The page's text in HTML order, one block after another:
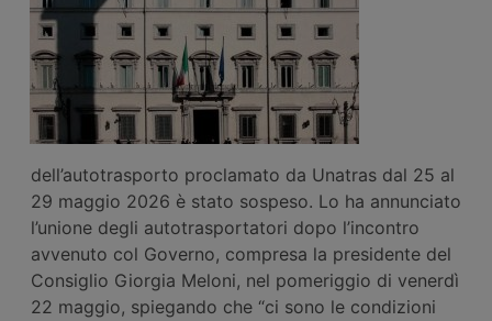
dell’autotrasporto proclamato da Unatras dal 25 al
29 maggio 2026 è stato sospeso. Lo ha annunciato
l’unione degli autotrasportatori dopo l’incontro
avvenuto col Governo, compresa la presidente del
Consiglio Giorgia Meloni, nel pomeriggio di venerdì
22 maggio, spiegando che “ci sono le condizioni